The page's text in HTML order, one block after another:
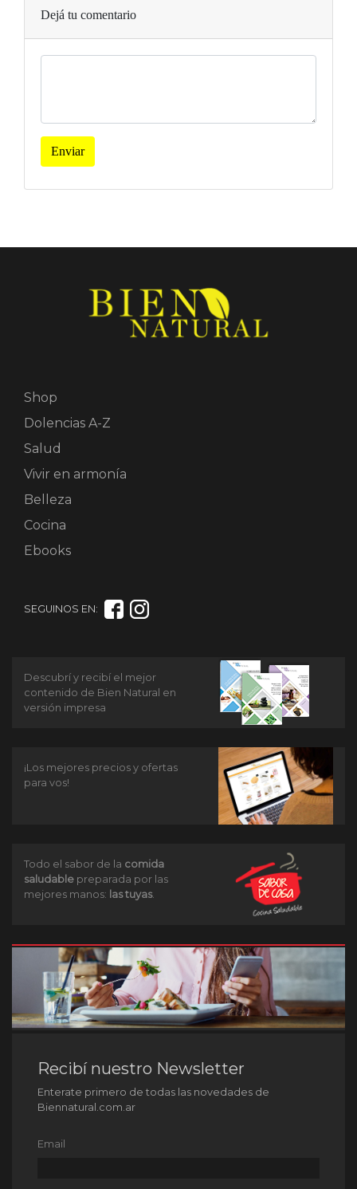
Dejá tu comentario
Enviar
Shop
Dolencias A-Z
Salud
Vivir en armonía
Belleza
Cocina
Ebooks
SEGUINOS EN:
Descubrí y recibí el mejor
contenido de Bien Natural en
versión impresa
¡Los mejores precios y ofertas
para vos!
Todo el sabor de la comida
saludable preparada por las
mejores manos: las tuyas.
Recibí nuestro Newsletter
Enterate primero de todas las novedades de
Biennatural.com.ar
Email